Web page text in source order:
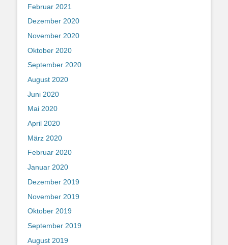
Februar 2021
Dezember 2020
November 2020
Oktober 2020
September 2020
August 2020
Juni 2020
Mai 2020
April 2020
März 2020
Februar 2020
Januar 2020
Dezember 2019
November 2019
Oktober 2019
September 2019
August 2019